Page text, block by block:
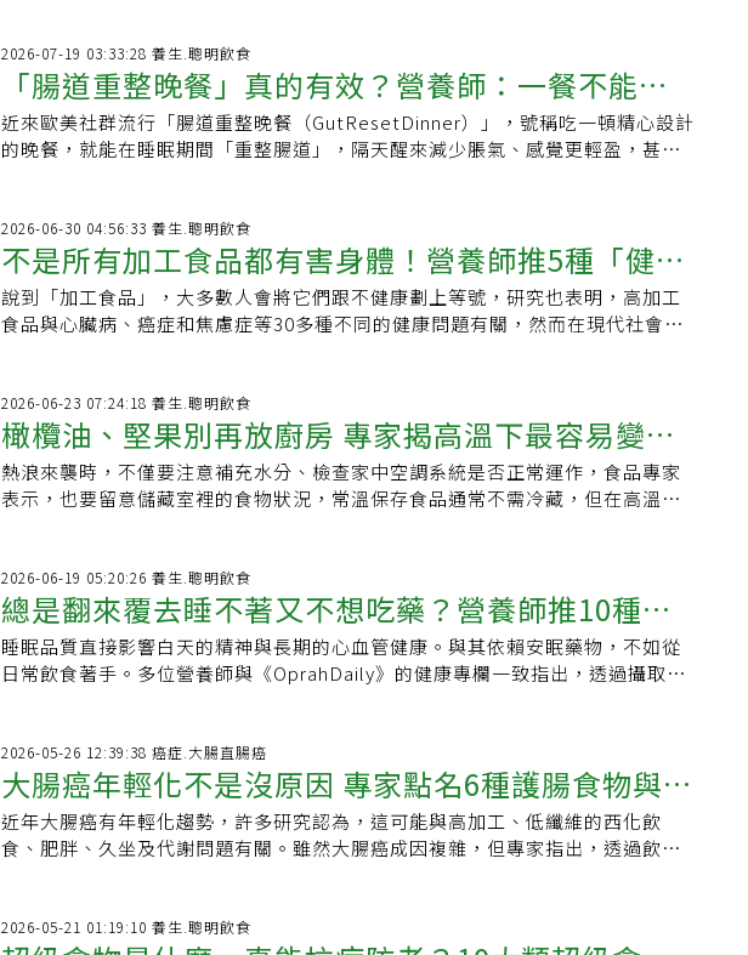
容易造成罹患乳癌風險，但宋宛蓁指出，已有許多專家學者都證實，適量攝取黃
豆及其製品，不用過度擔憂乳癌風險，反而有助於降低罹癌機率，但不建議從補
充劑中攝取，應當由天然食物中攝取，不但安全又可獲得其他營養。宋宛蓁表
示，黃豆製品中的異黃酮素是天然雌性激素，多補充可有助改善女性更年期不
適，緩解潮熱、盜汗等症狀，其中富含的大豆蛋白，也能降低血脂而降低心臟病
緩解宋宛蓁指出，容易腸胃脹氣的人，須注意黃豆及豆製品的攝取量，因為黃豆
及豆類中的寡糖較難以消化，或是可透過盡量選擇新鮮的豆類、充分浸泡並瀝
水、徹底煮熟、催芽等方式，以減低脹氣的可能性。吃黃豆及相關製品後，若想
改善脹氣不適，宋宛蓁建議可按摩2穴道：．內關穴：手橫紋中點上三指幅處，幫
示，想達到健康有效率的減重，食材的選擇、烹煮的方式都尤其要留意，除了選
擇營養較高的板豆腐，減少選擇油炸或加工後含納過高的豆製品之外，烹煮時應
注意少油鹽、少調味料，以避免過多熱量攝取；在減重過程中，也別只吃豆腐而
忽略其他蔬果、五穀雜糧的營養搭配，均衡飲食配合規律運動，才是長久之計。
【本文獲uho優活健康網授權刊登，原文刊載網址見此】
行一些核心訓練，例如：死蟲式、側平板支撐和鳥犬式。除了訓練，Caroline也
重視身體修復。包括攝取足夠的營養、每日拉伸，還會定期泡瀉鹽浴來舒緩肌肉
和關節酸痛。最重要的是，她把睡眠放在第一位，無論是平日或週末，她都堅持
規律的作息時間，晚上8點睡覺，凌晨4點起床，確保每晚都能睡足8小時，她認為
切，這反而讓過程難以持續。最終她意識到只要把注意力轉移到「堅持日常習
慣」和「微小的進步」上，心態就會完全改變，運動不再只是達到目的手段，而
是一件她每天引此為傲的事情。一系列簡單、可重複的習慣是她多年來保持自律
的關鍵，長期自律其實就是一個又一個的微小而正確的決定，如果選擇一份營養
豐富的早餐，你也很可能會想要在下班後去運動來讓自己更健康；運動完之後比
長，大腦細胞對酒精的毒性會變得更加敏感。雖然偶爾小酌無傷大雅，但為了保
護腦部與肝臟功能，應盡量避免常態性飲酒。7.高鹽飲食吃太鹹是高血壓的元
凶。研究發現，每天只要少吃「一茶匙」的鹽，降血壓的效果幾乎等同於服用血
壓藥。建議善用大蒜、黑胡椒、孜然等天然香料來替食物增添風味。8.紅肉豬、
牛、羊等紅肉雖然富含蛋白質，但其中的飽和脂肪容易使膽固醇飆高。50歲後建
體重增加和代謝問題。熟齡族群可以改選脫脂、低脂產品，或是以無糖豆漿、燕
麥奶等植物性替代品來補充營養。50歲後這樣吃，越活越年輕！避開了地雷食
物，那我們該吃什麼呢？專家也同步分享了適合熟齡族群的「黃金飲食法則」。
第一，多吃天然原型食物，飲食基礎應以新鮮水果、蔬菜、豆類、堅果和全穀物
鯖魚，這些魚類富含Omega-3脂肪酸和維生素D，是維持骨骼和心血管健康的關
鍵。最後，善用抗氧化飲品與香料，綠茶有助於支持免疫系統、延緩老化；而薑
黃則具有強大的抗發炎特性，對控制血糖和保護關節都有幫助。
療可重拾健康中風發生後，腦細胞會快速壞死。陳龍指出，近年急性缺血性腦中
風治療持續進步，醫療團隊會依患者到院時間、影像檢查及臨床狀況，評估是否
適合接受靜脈溶栓或動脈取栓治療。最新研究顯示，在發病4.5小時內及時接受溶
栓治療，有機會大幅提升恢復能力，甚至約8成患者可恢復生活自理、獨立行走。
脈取栓時機。陳龍說，新一代溶栓藥物可透過單次靜脈注射，約10秒內完成給
藥，可望縮短急救流程，爭取更多黃金救援時間，目前已納入美國、歐洲、澳洲
及台灣最新中風治療指引建議。「新藥上市，已經可以縮短到10秒內完成溶栓治
療。」陳龍說，傳統溶栓藥物需要精算劑量並透過點滴持續滴注60分鐘，加上醫
護需全程監控，病患也無法隨意移動。新的藥物大幅簡化操作流程，從「滴注」
資料庫統計，約76%的急性缺血性腦中風患者未能在黃金4.5小時內送達醫院，剩
餘患者還須經過影像檢查、確認是否符合治療條件，以及完成家屬同意程序等，
最終真正接受溶栓治療者僅約6.7%，遠低於部分歐洲國家約兩成的水準。大腦健
康預防4招1.控制三高：嚴格控制血壓、血脂、血糖，能減少血管病變發生。2.規
和低脂乳製品的「得舒飲食」。4.警覺前兆：發現臉歪嘴斜、口齒不清或單側無
力等疑似中風症狀，直接撥打119送醫。
悄提高風險。心臟科醫師提醒，中風其實是容易預防的疾病之一，只要從日常飲
食與生活做起，就能大幅降低發生機率。預防中風3日常習慣快改掉許多人以為中
風是年紀大才需要擔心的疾病，其實任何年齡都有可能發生。醫師指出，多數中
風與高血壓、糖尿病、高血脂及生活習慣有關，而這些都是可以改善的危險因
子。想遠離中風，除了控制三高，更要留意以下幾個容易被忽略的生活習慣，這
運動習慣，如果一天大部分時間都坐著，心血管與中風風險仍會增加。長時間久
坐可能影響血液循環，降低胰島素敏感性，也會增加高血壓及動脈硬化風險。建
議每坐30至60分鐘就起身活動幾分鐘，利用走路、爬樓梯、做家事等增加日常活
動量。2.認為「小酌無妨」過去不少人認為適量飲酒、尤其紅酒有益心血管健
也應盡量減量，避免集中在假日大量飲酒。3.外食吃太鹹外食族最容易忽略的是
鈉攝取過量。速食、披薩、加工肉品、湯麵及各種醬料，都可能讓一天鈉攝取量
超標。長期高鈉飲食容易造成血壓升高，而高血壓正是中風最重要的危險因子之
一。點餐時可選擇清蒸、水煮、少醬料，並減少加工食品，有助控制鈉攝取。多
吃5種食物維持血管健康除了改掉壞習慣，每天吃的食物也大有影響。營養師指
肪酸，有助降低三酸甘油脂，維持血管健康，也提供維生素B6、B12，可幫助降
低同型半胱胺酸濃度。2.菠菜：富含葉酸及鎂，研究顯示，攝取足夠葉酸及鎂，
與較低中風風險有關。3.鷹嘴豆：富含植物性蛋白質、膳食纖維及維生素B群，可
加入沙拉、濃湯或咖哩，不僅增加飽足感，也有助控制血糖。4.大豆製品：如豆
糖漿、奶精及大量糖分添加，以免抵消健康效益。出現這些症狀把握黃金治療時
間太多人無預警的突然中風，因此懂得辨識中風徵兆，盡快送醫很重要，因為中
風治療最重要的就是「搶時間」，越早接受治療，越有機會降低失能風險。台灣
腦中風病友協會理事長林信光醫師曾受訪提醒，當身邊有人出現疑似中風症狀
時，可透過簡單3招初步判斷：．微（微笑）：觀察面部表情是否不對稱、口角歪
「快快快」原則，立刻撥打119送醫。若能在發作後4.5小時內進行靜脈血栓溶解
2026-07-19 03:33:28 養生.聰明飲食
「腸道重整晚餐」真的有效？營養師：一餐不能重
置腸道但做好6件事有幫助
近來歐美社群流行「腸道重整晚餐（GutResetDinner）」，號稱吃一頓精心設計
的晚餐，就能在睡眠期間「重整腸道」，隔天醒來減少脹氣、感覺更輕盈，甚至
實可能改善隔日腸胃狀態。verywellhealth網站報導，所謂「腸道重整晚餐」，
常見組合包括鮭魚搭配藜麥與烤蔬菜、地瓜搭配扁豆與綠葉蔬菜、豆腐搭配糙米
與泡菜，或鷹嘴豆蔬菜燉湯搭配全麥麵包，都符合高纖、多元、均衡的原則。美
國普渡全球大學營養學教授KimBlum表示，所謂「腸道重整」，其實是重新建立
健康飲食習慣，包括多吃富含纖維的完整食物，以及加入能支持好菌生長的食
可能感受到一些短期改善，例如排便更規律、糞便狀態較理想、飽足感增加，以
及減少消化不適或腸胃沉重感。纖維攝取需漸進增加，突大量進食反而讓腸胃不
適。不過，增加纖維攝取需要循序漸進。美國註冊營養師JohannahKatz提醒，
若平常很少吃高纖食物，突然在晚餐大量攝取蔬菜、豆類或全穀物，反而可能造
食，有助支持健康菌相，而腸道健康帶來的好處也不只限於消化系統。健康的腸
道菌相與免疫功能、心血管健康、代謝健康，以及腸腦軸相關的大腦健康都有關
聯。掌握6大原則，打造腸道友善餐盤。營養師建議，打造腸道友善餐盤，可掌握
幾項原則：1.多吃高纖植物性食物：包括蔬菜、水果、豆類、堅果與種子。纖維
不僅能增加糞便體積，也能成為腸道好菌的重要養分。2.加入全穀類：如藜麥、
肉品與過量紅肉攝取。4.選擇健康脂肪：橄欖油、酪梨、堅果及富含油脂的魚類
等健康脂肪，有助維持腸道黏膜健康，調節發炎反應。5.增加植物種類：研究發
現，攝取越多元的植物性食物，腸道菌相通常越豐富、更具韌性。6.補充發酵食
品：優格、克菲爾、泡菜、酸菜、味噌等發酵食品，也能補充有益菌，幫助維持
改變腸道。不過，「GutResetDinner」中的「reset（重整）」容易讓人誤解。
Katz表示，一頓晚餐確實可以支持消化功能，但不可能真正「重置」腸道菌相，
2026-06-30 04:56:33 養生.聰明飲食
不是所有加工食品都有害身體！營養師推5種「健康
的加工食品」
說到「加工食品」，大多數人會將它們跟不健康劃上等號，研究也表明，高加工
食品與心臟病、癌症和焦慮症等30多種不同的健康問題有關，然而在現代社會
KatieMurray就告訴《每日週刊》，事實上，有些加工食品是有益健康的。專家
將食物大致分為四大類，包括：「未加工和最低限度加工食品」、「加工烹飪原
料」、「加工過的食品」、「超加工食品」。未加工食品像是天然蔬果、肉類；
奶油和鹽則屬於加工烹飪原料；用小麥粉、水、鹽和酵母製成的麵包是加工食
品；但是如果添加乳化劑、色素或防腐劑，麵包就會變成「超加工食品」。健康
維。2.優格優格這種加工食品絕對應該成為每個人飲食的一部分。許多優格都含
有活性菌，有助於將有益菌帶入腸道，選擇含有活性菌且添加糖分較少的優格製
品，可以促進腸道菌叢健康，還能補充蛋白質和鈣質。3.罐頭食品罐裝豆類、罐
頭魚類雖然是加工食品，卻富含營養，也是經常被忽略、能提升日常飲食健康的
道細菌提供養分，而且豆類還含有抗性澱粉，有助於促進短鏈脂肪酸的生成，短
鏈脂肪酸有修復腸道屏障、調節免疫力的作用。罐頭豆子食用前建議先沖洗一
下，以減少過多的鹽分攝入。4.冷凍蔬果新鮮蔬菜冷凍之後有助於鎖住營養成
分，對忙碌的現代人來說，它們是一種方便的選擇，可以讓人更容易增加蔬菜和
水果的攝取量，也不用擔心食材放太久變質。5.爆米花這種在電影院相當受到歡
清淡調味的爆米花或是用氣炸鍋製成的爆米花，則是令人滿足、富含纖維的推薦
2026-06-23 07:24:18 養生.聰明飲食
橄欖油、堅果別再放廚房 專家揭高溫下最容易變質
的5種食物
熱浪來襲時，不僅要注意補充水分、檢查家中空調系統是否正常運作，食品專家
表示，也要留意儲藏室裡的食物狀況，常溫保存食品通常不需冷藏，但在高溫或
涼爽、陰暗和乾燥，多數常溫保存食品最適合的儲存溫度為華氏50至70度之間，
而且要避免陽光直射或過於潮濕。因為高溫、濕度和光線會促使食物發生各種化
學反應，導致風味、質地改變，甚至營養流失。密西根州立大學延伸教育學院
（MichiganStateUniversityExtension）食品安全專家賽爾斯（WadeSyers）
說，高溫下，雖然罐頭和未開封的乾貨不太會吸引食源性疾病的病原體，但某些
常最不耐高溫，因為高溫會加速脂肪氧化，容易產生油耗味或其他異味。提爾
說，最常見的例子就是夏天把奶油放在流理台上，經過一兩天就會開始散發怪
味，這表示脂肪已經氧化，雖然可以食用，但已經變質。若家中沒有空調，最好
將橄欖油、堅果和種子油放入冰箱保存；若油變得混濁或凝固，先讓油回升至室
可大幅延長保存期限，若希望保存更久，賽爾斯說，建議把堅果冷凍起來，等到
2026-06-19 05:20:26 養生.聰明飲食
總是翻來覆去睡不著又不想吃藥？營養師推10種
「天然安眠食物」
睡眠品質直接影響白天的精神與長期的心血管健康。與其依賴安眠藥物，不如從
日常飲食著手。多位營養師與《OprahDaily》的健康專欄一致指出，透過攝取富
（合成血清素的前驅物）、以及鎂、鉀與維生素D（幫助肌肉放鬆與神經安
定）。10種專家推薦的好眠食物清單1.酸櫻桃(Tartcherries)：這是自然界中少數
含有高濃度褪黑激素的食物。研究顯示，每天飲用酸櫻桃汁能有效延長睡眠時間
並提升睡眠品質。2.香蕉：富含鉀與鎂，堪稱「天然的肌肉鬆弛劑」，同時也含
有色胺酸。3.奇異果：睡前一小時吃兩顆奇異果，其豐富的血清素與葉酸有助於
激素，核桃則富含鎂與鋅，是非常好的睡前小點心。6.溫牛奶與乳製品：長輩說
2026-05-26 12:39:38 癌症.大腸直腸癌
大腸癌年輕化不是沒原因 專家點名6種護腸食物與4
大關鍵習慣
近年大腸癌有年輕化趨勢，許多研究認為，這可能與高加工、低纖維的西化飲
食、肥胖、久坐及代謝問題有關。雖然大腸癌成因複雜，但專家指出，透過飲食
有機會預防的癌症之一。以下從飲食、生活習慣與篩檢三個方向，整理有助降低
2026-05-21 01:19:10 養生.聰明飲食